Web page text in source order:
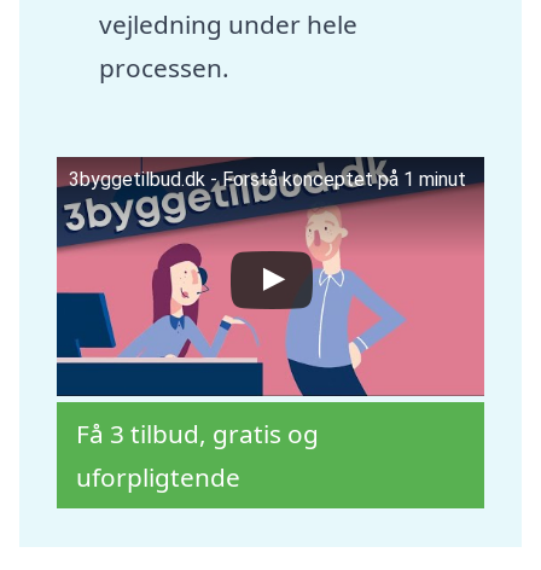
vejledning under hele
processen.
3byggetilbud.dk - Forstå konceptet på 1 minut
Få 3 tilbud, gratis og
uforpligtende